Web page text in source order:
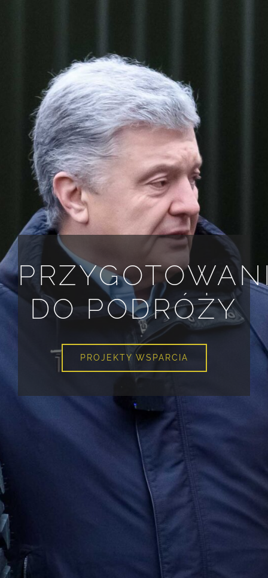
DO PODRÓŻY
PROJEKTY WSPARCIA